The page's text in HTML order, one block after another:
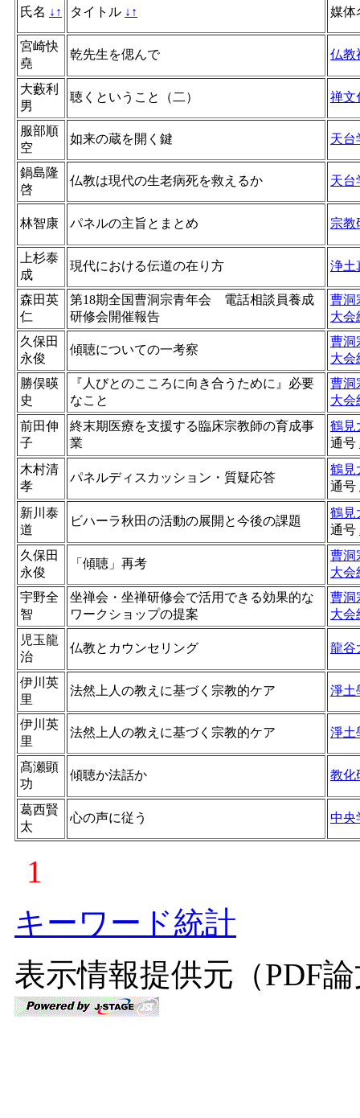
氏名 ↓ ↑ タイトル ↓ ↑ 媒
宮崎快
堯
乾先生を偲んで 仏教
大藪利
男
聴くということ（二） 禅文
服部順
空
如来の蔵を開く鍵 天台
鍋島隆
啓
仏教は現代の生老病死を救えるか 天台
林智康 パネルの主旨とまとめ 宗教
上杉泰
成
現代における伝道の在り方 浄土
森田英
仁
第18期全国曹洞宗青年会 電話相談員養成
研修会開催報告
曹洞
大会
久保田
永俊
傾聴についての一考察
曹洞
大会
勝俣暎
史
『人びとのこころに向き合うために』必要
なこと
曹洞
大会
前田伸
子
終末期医療を支援する臨床宗教師の育成事
業
鶴見
通号
木村清
孝
パネルディスカッション・質疑応答
鶴見
通号
新川泰
道
ビハーラ秋田の活動の展開と今後の課題
鶴見
通号
久保田
永俊
「傾聴」再考
曹洞
大会
宇野全
智
坐禅会・坐禅研修会で活用できる効果的な
ワークショップの提案
曹洞
大会
児玉龍
治
仏教とカウンセリング 龍谷
伊川英
里
法然上人の教えに基づく宗教的ケア 淨土
伊川英
里
法然上人の教えに基づく宗教的ケア 淨土
髙瀬顕
功
傾聴か法話か 教化
葛西賢
太
心の声に従う 中央
1
キーワード統計
表示情報提供元（PDF